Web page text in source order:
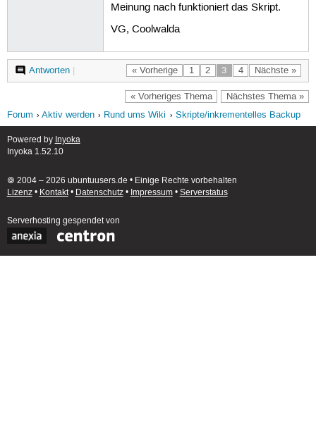
Meinung nach funktioniert das Skript.
VG, Coolwalda
« Vorherige 1 2 3 4 Nächste »
Antworten|
« Vorheriges Thema Nächstes Thema »
Forum Aktiv werden Rund ums Wiki Skripte/inkrementelles Backup
Powered by Inyoka
Inyoka 1.52.10
🄯 2004 – 2026 ubuntuusers.de • Einige Rechte vorbehalten
Lizenz• Kontakt• Datenschutz• Impressum• Serverstatus
Serverhosting gespendet von